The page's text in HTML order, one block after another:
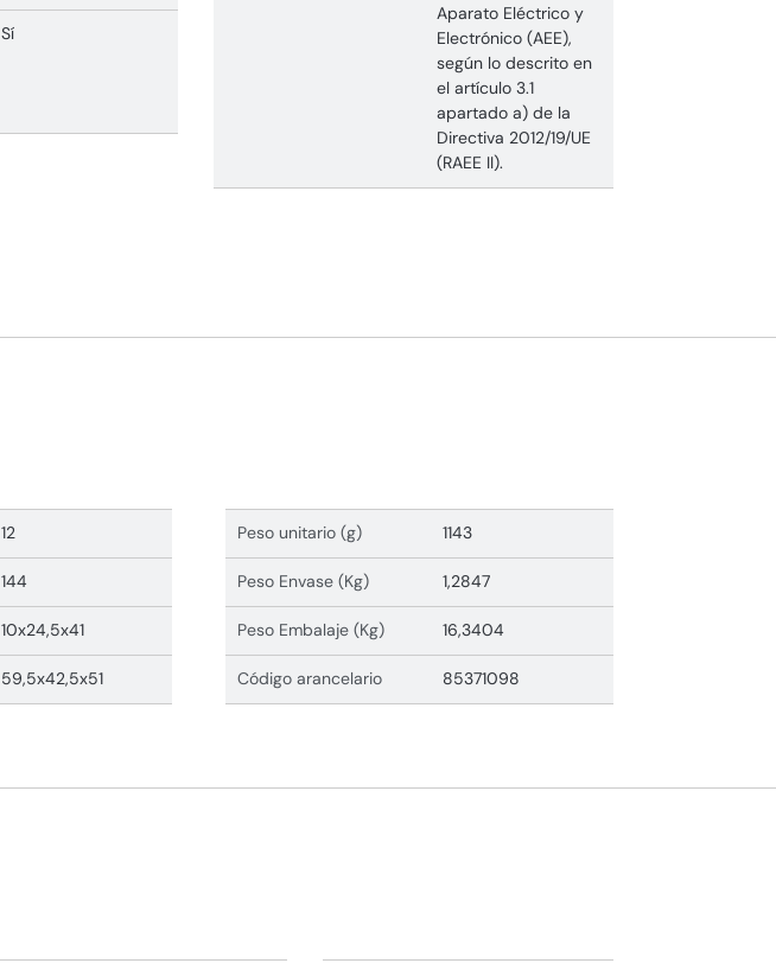
Sí
Aparato Eléctrico y
Electrónico (AEE),
según lo descrito en
el artículo 3.1
apartado a) de la
Directiva 2012/19/UE
(RAEE II).
12
144
10x24,5x41
59,5x42,5x51
Peso unitario (g) 1143
Peso Envase (Kg) 1,2847
Peso Embalaje (Kg) 16,3404
Código arancelario 85371098